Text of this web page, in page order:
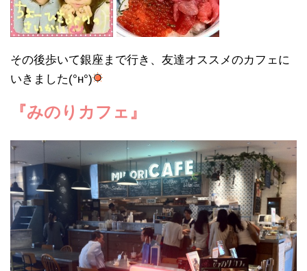
その後歩いて銀座まで行き、友達オススメのカフェに
いきました(°н°)
『みのりカフェ』